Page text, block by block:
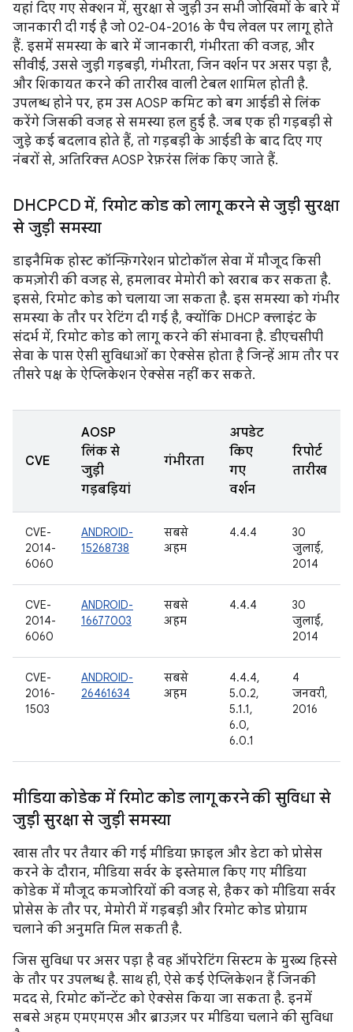
यहां दिए गए सेक्शन में, सुरक्षा से जुड़ी उन सभी जोखिमों के बारे में
जानकारी दी गई है जो 02-04-2016 के पैच लेवल पर लागू होते
हैं. इसमें समस्या के बारे में जानकारी, गंभीरता की वजह, और
सीवीई, उससे जुड़ी गड़बड़ी, गंभीरता, जिन वर्शन पर असर पड़ा है,
और शिकायत करने की तारीख वाली टेबल शामिल होती है.
उपलब्ध होने पर, हम उस AOSP कमिट को बग आईडी से लिंक
करेंगे जिसकी वजह से समस्या हल हुई है. जब एक ही गड़बड़ी से
जुड़े कई बदलाव होते हैं, तो गड़बड़ी के आईडी के बाद दिए गए
नंबरों से, अतिरिक्त AOSP रेफ़रंस लिंक किए जाते हैं.
DHCPCD में, रिमोट कोड को लागू करने से जुड़ी सुरक्षा
से जुड़ी समस्या
डाइनैमिक होस्ट कॉन्फ़िगरेशन प्रोटोकॉल सेवा में मौजूद किसी
कमज़ोरी की वजह से, हमलावर मेमोरी को खराब कर सकता है.
इससे, रिमोट कोड को चलाया जा सकता है. इस समस्या को गंभीर
समस्या के तौर पर रेटिंग दी गई है, क्योंकि DHCP क्लाइंट के
संदर्भ में, रिमोट कोड को लागू करने की संभावना है. डीएचसीपी
सेवा के पास ऐसी सुविधाओं का ऐक्सेस होता है जिन्हें आम तौर पर
तीसरे पक्ष के ऐप्लिकेशन ऐक्सेस नहीं कर सकते.
CVE
AOSP
लिंक से
जुड़ी
गड़बड़ियां
गंभीरता
अपडेट
किए
गए
वर्शन
रिपोर्ट
तारीख
CVE-
2014-
6060
ANDROID-
15268738
सबसे
अहम
4.4.4
30
जुलाई,
2014
CVE-
2014-
6060
ANDROID-
16677003
सबसे
अहम
4.4.4
30
जुलाई,
2014
CVE-
2016-
1503
ANDROID-
26461634
सबसे
अहम
4.4.4,
5.0.2,
5.1.1,
6.0,
6.0.1
4
जनवरी,
2016
मीडिया कोडेक में रिमोट कोड लागू करने की सुविधा से
जुड़ी सुरक्षा से जुड़ी समस्या
खास तौर पर तैयार की गई मीडिया फ़ाइल और डेटा को प्रोसेस
करने के दौरान, मीडिया सर्वर के इस्तेमाल किए गए मीडिया
कोडेक में मौजूद कमजोरियों की वजह से, हैकर को मीडिया सर्वर
प्रोसेस के तौर पर, मेमोरी में गड़बड़ी और रिमोट कोड प्रोग्राम
चलाने की अनुमति मिल सकती है.
जिस सुविधा पर असर पड़ा है वह ऑपरेटिंग सिस्टम के मुख्य हिस्से
के तौर पर उपलब्ध है. साथ ही, ऐसे कई ऐप्लिकेशन हैं जिनकी
मदद से, रिमोट कॉन्टेंट को ऐक्सेस किया जा सकता है. इनमें
सबसे अहम एमएमएस और ब्राउज़र पर मीडिया चलाने की सुविधा